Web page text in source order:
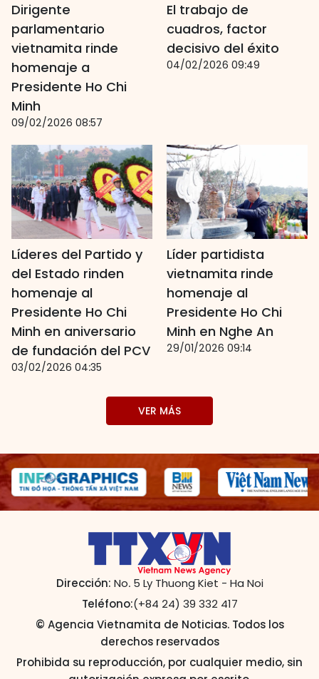
Dirigente
parlamentario
vietnamita rinde
homenaje a
Presidente Ho Chi
Minh
09/02/2026 08:57
El trabajo de
cuadros, factor
decisivo del éxito
04/02/2026 09:49
Líderes del Partido y
del Estado rinden
homenaje al
Presidente Ho Chi
Minh en aniversario
de fundación del PCV
03/02/2026 04:35
Líder partidista
vietnamita rinde
homenaje al
Presidente Ho Chi
Minh en Nghe An
29/01/2026 09:14
VER MÁS
Dirección: No. 5 Ly Thuong Kiet - Ha Noi
Teléfono:(+84 24) 39 332 417
© Agencia Vietnamita de Noticias. Todos los
derechos reservados
Prohibida su reproducción, por cualquier medio, sin